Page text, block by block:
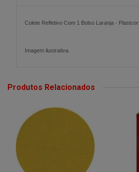
Colete Refletivo Com 1 Bolso Laranja - Plastcor
Imagem ilustrativa.
Produtos Relacionados